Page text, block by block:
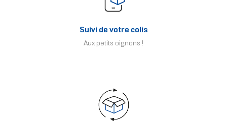
Suivi de votre colis
Aux petits oignons !